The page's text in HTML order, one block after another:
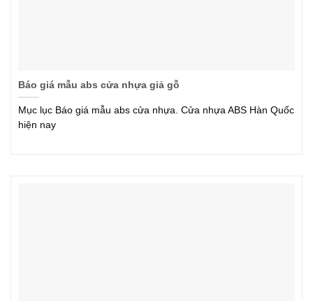
Báo giá mẫu abs cửa nhựa giả gỗ
Mục lục Báo giá mẫu abs cửa nhựa. Cửa nhựa ABS Hàn Quốc
hiện nay